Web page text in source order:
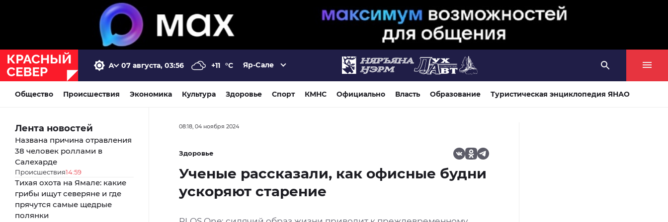
07 августа, 03:56 +11 °C Яр-Сале
Общество Происшествия Экономика Культура Здоровье Спорт КМНС Официально Власть Образование Туристическая энциклопедия ЯНАО
Лента новостей
Названа причина отравления
38 человек роллами в
Салехарде
Происшествия14:59
Тихая охота на Ямале: какие
грибы ищут северяне и где
прячутся самые щедрые
полянки
08:18, 04 ноября 2024
Здоровье
Ученые рассказали, как офисные будни
ускоряют старение